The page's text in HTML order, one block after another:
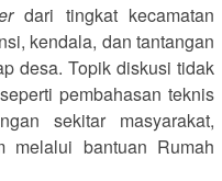
dari tingkat kecamatan
kendala, dan tantangan
desa. Topik diskusi tidak
pembahasan teknis
sekitar masyarakat,
melalui bantuan Rumah